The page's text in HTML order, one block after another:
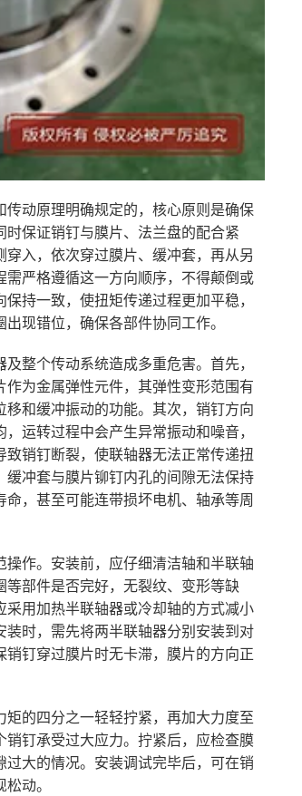
动原理明确规定的，核心原则是确保
保证销钉与膜片、法兰盘的配合紧
入，依次穿过膜片、缓冲套，再从另
严格遵循这一方向顺序，不得颠倒或
持一致，使扭矩传递过程更加平稳，
现错位，确保各部件协同工作。
整个传动系统造成多重危害。首先，
为金属弹性元件，其弹性变形范围有
和缓冲振动的功能。其次，销钉方向
运转过程中会产生异常振动和噪音，
销钉断裂，使联轴器无法正常传递扭
冲套与膜片铆钉内孔的间隙无法保持
，甚至可能连带损坏电机、轴承等周
作。安装前，应仔细清洁轴和半联轴
部件是否完好，无裂纹、变形等缺
用加热半联轴器或冷却轴的方式减小
时，需先将两半联轴器分别安装到对
钉穿过膜片时无卡滞，膜片的方向正
的四分之一轻轻拧紧，再加大力度至
钉承受过大应力。拧紧后，应检查膜
大的情况。安装调试完毕后，可在销
动。